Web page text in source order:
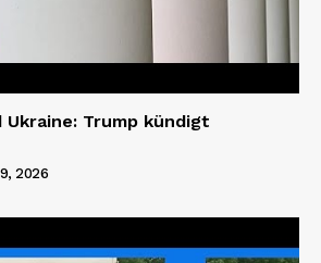
Trump kündigt
2026